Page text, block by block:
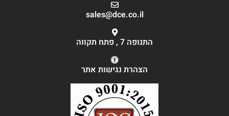
sales@dce.co.il
התנופה 7 , פתח תקווה
הצהרת נגישות אתר